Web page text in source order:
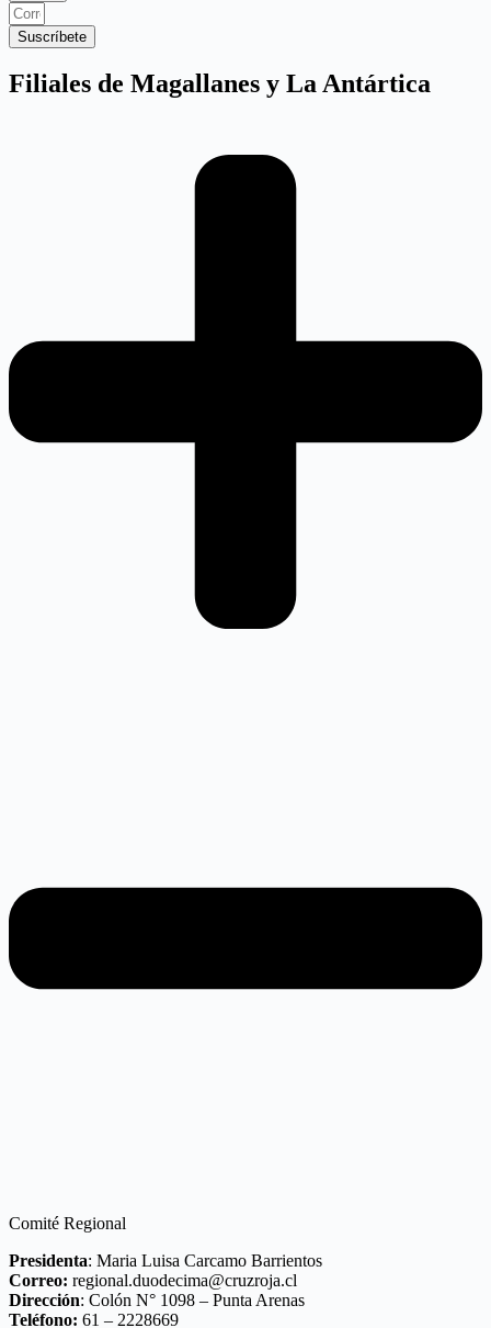
Suscríbete
Filiales de Magallanes y La Antártica
Comité Regional
Presidenta: Maria Luisa Carcamo Barrientos
Correo: regional.duodecima@cruzroja.cl
Dirección: Colón N° 1098 – Punta Arenas
Teléfono: 61 – 2228669